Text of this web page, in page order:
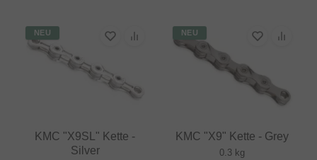
NEU
KMC "X9SL" Kette -
Silver
NEU
KMC "X9" Kette - Grey
0.3 kg